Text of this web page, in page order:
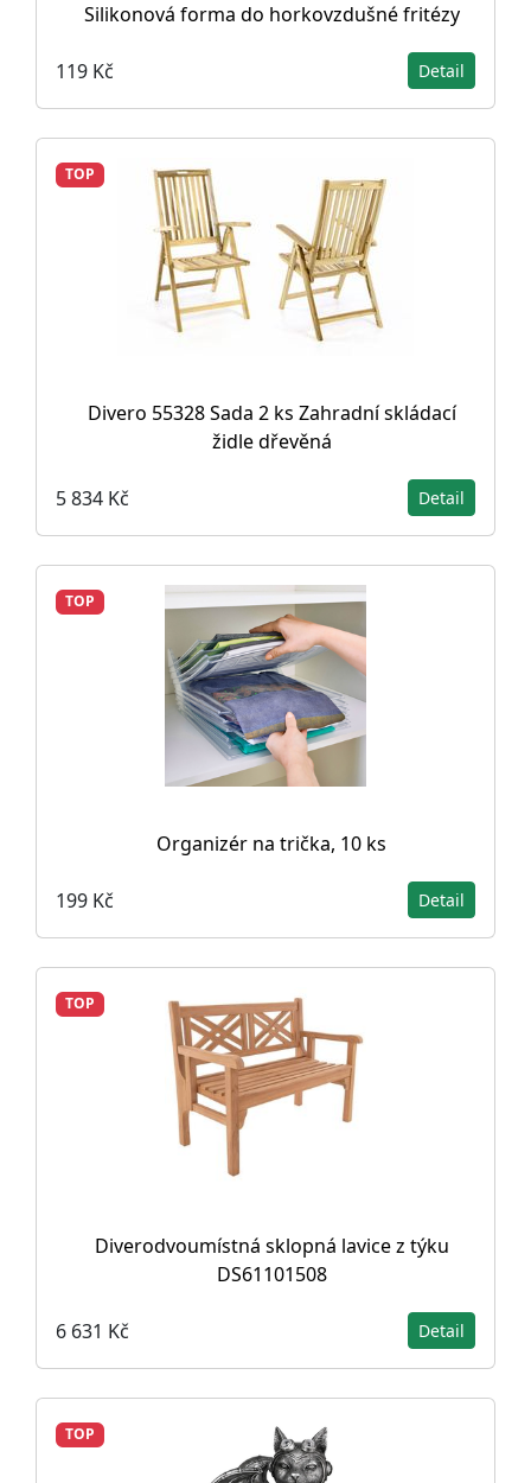
Silikonová forma do horkovzdušné fritézy
119 Kč Detail
TOP
Divero 55328 Sada 2 ks Zahradní skládací
židle dřevěná
5 834 Kč Detail
TOP
Organizér na trička, 10 ks
199 Kč Detail
TOP
Diverodvoumístná sklopná lavice z týku
DS61101508
6 631 Kč Detail
TOP